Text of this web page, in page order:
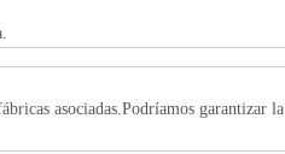
asociadas.Podríamos garantizar